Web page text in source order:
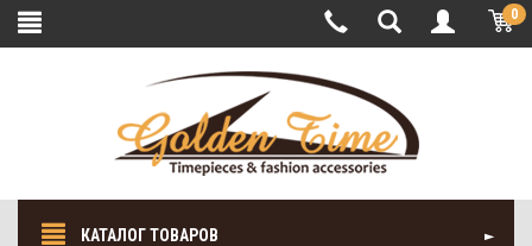
0
КАТАЛОГ ТОВАРОВ